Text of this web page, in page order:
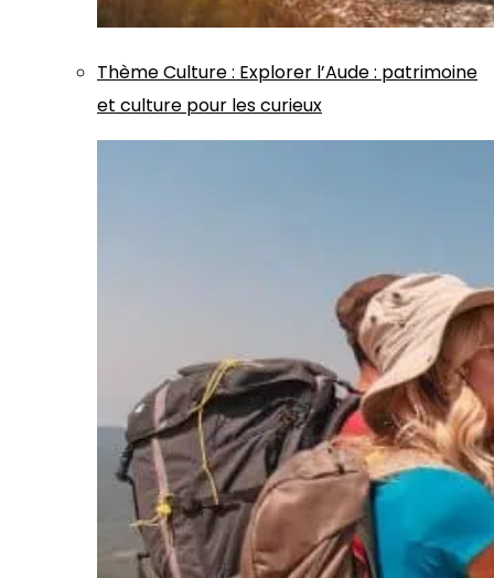
ThèmeCulture: Explorer l’Aude : patrimoine
et culture pour les curieux